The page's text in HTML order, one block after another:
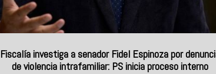
Fiscalía investiga a senador Fidel Espinoza por
de violencia intrafamiliar: PS inicia proceso interno